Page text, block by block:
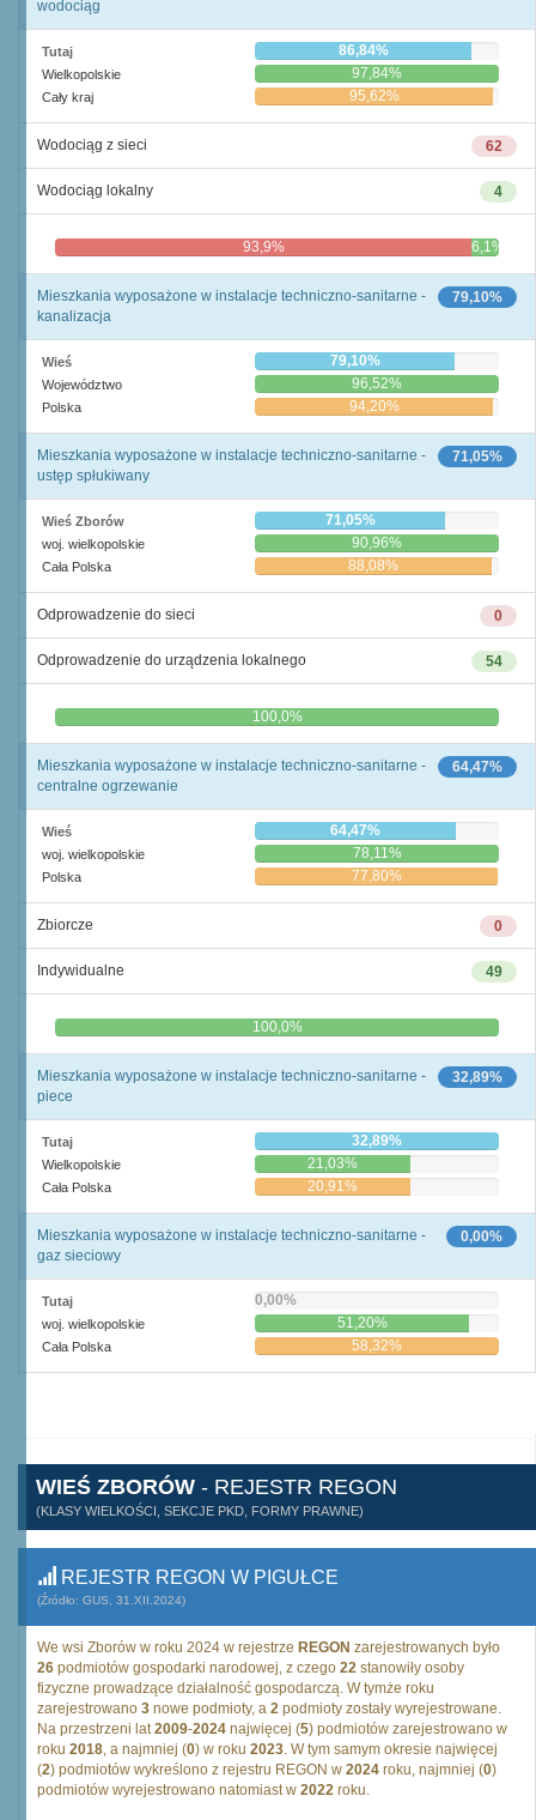
wodociąg
Tutaj 86,84%
Wielkopolskie 97,84%
Cały kraj 95,62%
62
Wodociąg z sieci
4
Wodociąg lokalny
93,9% 6,1%
79,10%
Mieszkania wyposażone w instalacje techniczno-sanitarne -
kanalizacja
Wieś 79,10%
Województwo 96,52%
Polska 94,20%
71,05%
Mieszkania wyposażone w instalacje techniczno-sanitarne -
ustęp spłukiwany
Wieś Zborów 71,05%
woj. wielkopolskie 90,96%
Cała Polska 88,08%
0
Odprowadzenie do sieci
54
Odprowadzenie do urządzenia lokalnego
0,0% 100,0%
64,47%
Mieszkania wyposażone w instalacje techniczno-sanitarne -
centralne ogrzewanie
Wieś 64,47%
woj. wielkopolskie 78,11%
Polska 77,80%
0
Zbiorcze
49
Indywidualne
0,0% 100,0%
32,89%
Mieszkania wyposażone w instalacje techniczno-sanitarne -
piece
Tutaj 32,89%
Wielkopolskie 21,03%
Cała Polska 20,91%
0,00%
Mieszkania wyposażone w instalacje techniczno-sanitarne -
gaz sieciowy
Tutaj 0,00%
woj. wielkopolskie 51,20%
Cała Polska 58,32%
WIEŚ ZBORÓW - REJESTR REGON
(KLASY WIELKOŚCI, SEKCJE PKD, FORMY PRAWNE)
REJESTR REGON W PIGUŁCE
(Źródło: GUS, 31.XII.2024)
We wsi Zborów w roku 2024 w rejestrze REGON zarejestrowanych było
26 podmiotów gospodarki narodowej, z czego 22 stanowiły osoby
fizyczne prowadzące działalność gospodarczą. W tymże roku
zarejestrowano 3 nowe podmioty, a 2 podmioty zostały wyrejestrowane.
Na przestrzeni lat2009-2024 najwięcej (5) podmiotów zarejestrowano w
roku 2018, a najmniej (0) w roku 2023. W tym samym okresie najwięcej
(2) podmiotów wykreślono z rejestru REGON w 2024 roku, najmniej (0)
podmiotów wyrejestrowano natomiast w 2022 roku.